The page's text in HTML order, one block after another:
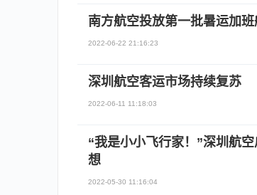
南方航空投放第一批暑运加班
2022-06-22 21:16:23
深圳航空客运市场持续复苏
2022-06-11 11:18:03
“我是小小飞行家！”深圳航
想
2022-05-30 11:16:04